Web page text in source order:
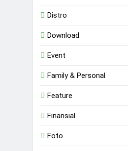
Distro
Download
Event
Family & Personal
Feature
Finansial
Foto